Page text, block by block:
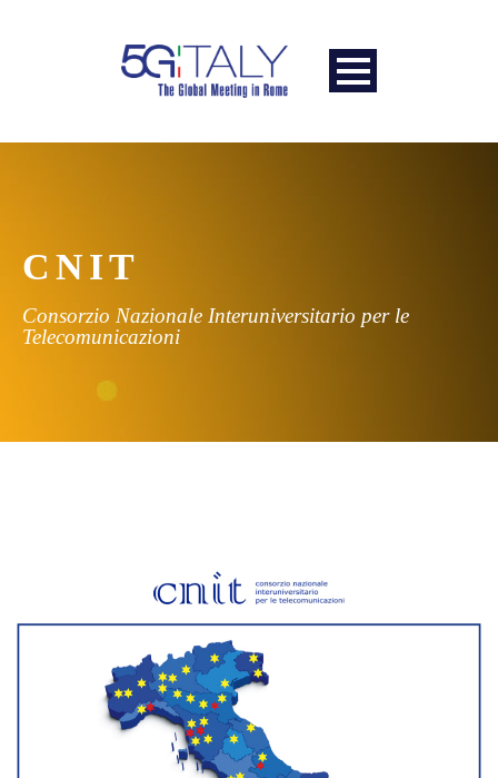
CNIT
Consorzio Nazionale Interuniversitario per le
Telecomunicazioni